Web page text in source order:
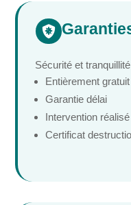

Sécurité et
Entièrement gratuit
Garantie délai
Intervention
Certificat